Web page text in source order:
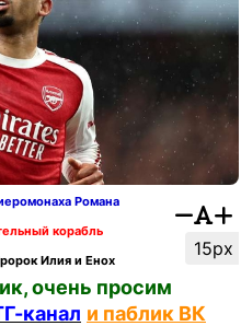
15px
Романа
корабль
Илия и Енох
очень просим
канал и паблик ВК